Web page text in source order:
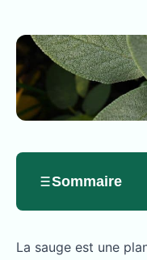
Sommaire
La sauge est une